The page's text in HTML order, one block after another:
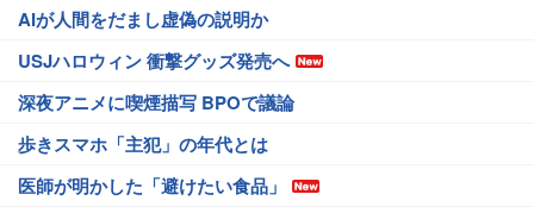
AIが人間をだまし虚偽の説明か
USJハロウィン 衝撃グッズ発売へ
深夜アニメに喫煙描写 BPOで議論
歩きスマホ「主犯」の年代とは
医師が明かした「避けたい食品」